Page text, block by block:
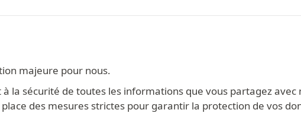
majeure pour nous.
la sécurité de toutes les informations que vous partagez avec
des mesures strictes pour garantir la protection de vos